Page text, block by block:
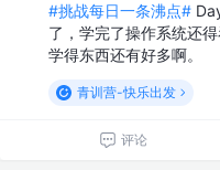
#挑战每日一条沸点#
了，学完了操作系统还
学得东西还有好多啊。
青训营-快乐出发
评论